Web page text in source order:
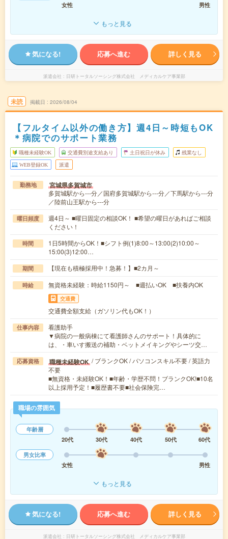
女性
男性
もっと見る
気になる! 応募へ進む 詳しく見る
派遣会社 日研トータルソーシング株式会社 メディカルケア事業部
未読 掲載日 2026/08/04
【フルタイム以外の働き方】週4日～時短もOK
＊病院でのサポート業務
職種未経験OK 交通費別途支給あり 土日祝日が休み 残業なし
WEB登録OK 派遣
勤務地 宮城県多賀城市
多賀城駅から---分／国府多賀城駅から---分／下馬駅から---分
／陸前山王駅から---分
曜日頻度
週4日～ ■曜日固定の相談OK！ ■希望の曜日があればご相談
ください！
時間
1日5時間からOK！■シフト例(1)8:00～13:00(2)10:00～
15:00(3)12:00…
期間 【現在も積極採用中！急募！】■2カ月～
時給 無資格未経験：時給1150円～ ■週払いOK ■扶養内OK
交通費
交通費全額支給（ガソリン代もOK！）
仕事内容
看護助手
▼病院の一般病棟にて看護師さんのサポート！具体的に
は、・車いす搬送の補助・ベットメイキングやシーツ交…
応募資格 職種未経験OK / ブランクOK / パソコンスキル不要 / 英語力
不要
■無資格・未経験OK！■年齢・学歴不問！ブランクOK!■10名
以上採用予定！■履歴書不要■社会保険完…
職場の雰囲気
年齢層
20代
30代 40代 50代
60代
男女比率
女性
男性
もっと見る
気になる! 応募へ進む 詳しく見る
派遣会社 日研トータルソーシング株式会社 メディカルケア事業部